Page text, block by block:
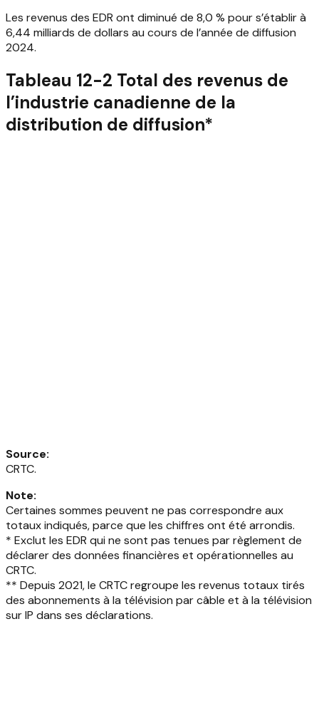
Les revenus des EDR ont diminué de 8,0 % pour s’établir à
6,44 milliards de dollars au cours de l’année de diffusion
2024.
Tableau 12-2 Total des revenus de
l’industrie canadienne de la
distribution de diffusion*
Source:
CRTC.
Note:
Certaines sommes peuvent ne pas correspondre aux
totaux indiqués, parce que les chiffres ont été arrondis.
* Exclut les EDR qui ne sont pas tenues par règlement de
déclarer des données financières et opérationnelles au
CRTC.
** Depuis 2021, le CRTC regroupe les revenus totaux tirés
des abonnements à la télévision par câble et à la télévision
sur IP dans ses déclarations.